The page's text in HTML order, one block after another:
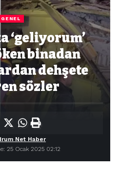
GENEL
‘geliyorum’
binadan
dehşete
sözler
25 Ocak 2025 02:12
Net Haber